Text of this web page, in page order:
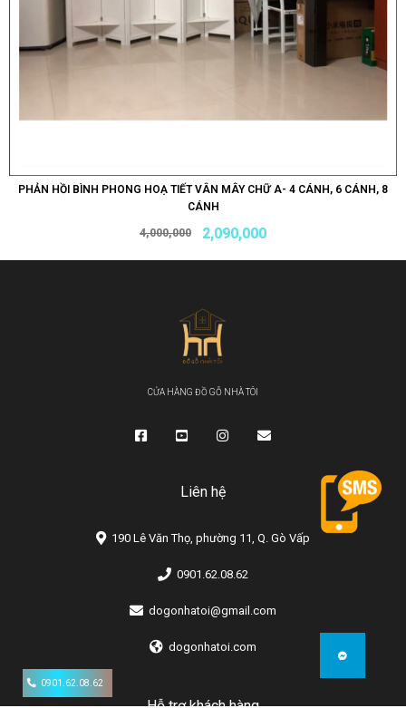
PHẢN HỒI BÌNH PHONG HOẠ TIẾT VÂN MÂY CHỮ A- 4 CÁNH, 6 CÁNH, 8
CÁNH
4,000,000 2,090,000
CỬA HÀNG ĐỒ GỖ NHÀ TÔI
Liên hệ
190 Lê Văn Thọ, phường 11, Q. Gò Vấp
0901.62.08.62
dogonhatoi@gmail.com
dogonhatoi.com
0901.62.08.62